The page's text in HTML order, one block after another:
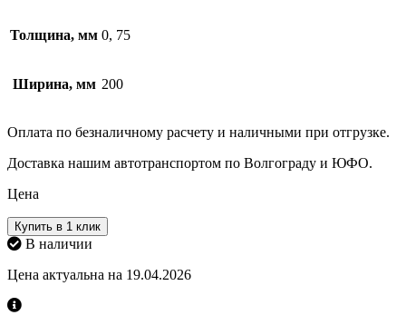
Толщина, мм 0, 75
Ширина, мм 200
Оплата по безналичному расчету и наличными при отгрузке.
Доставка нашим автотранспортом по Волгограду и ЮФО.
Цена
Купить в 1 клик
В наличии
Цена актуальна на 19.04.2026